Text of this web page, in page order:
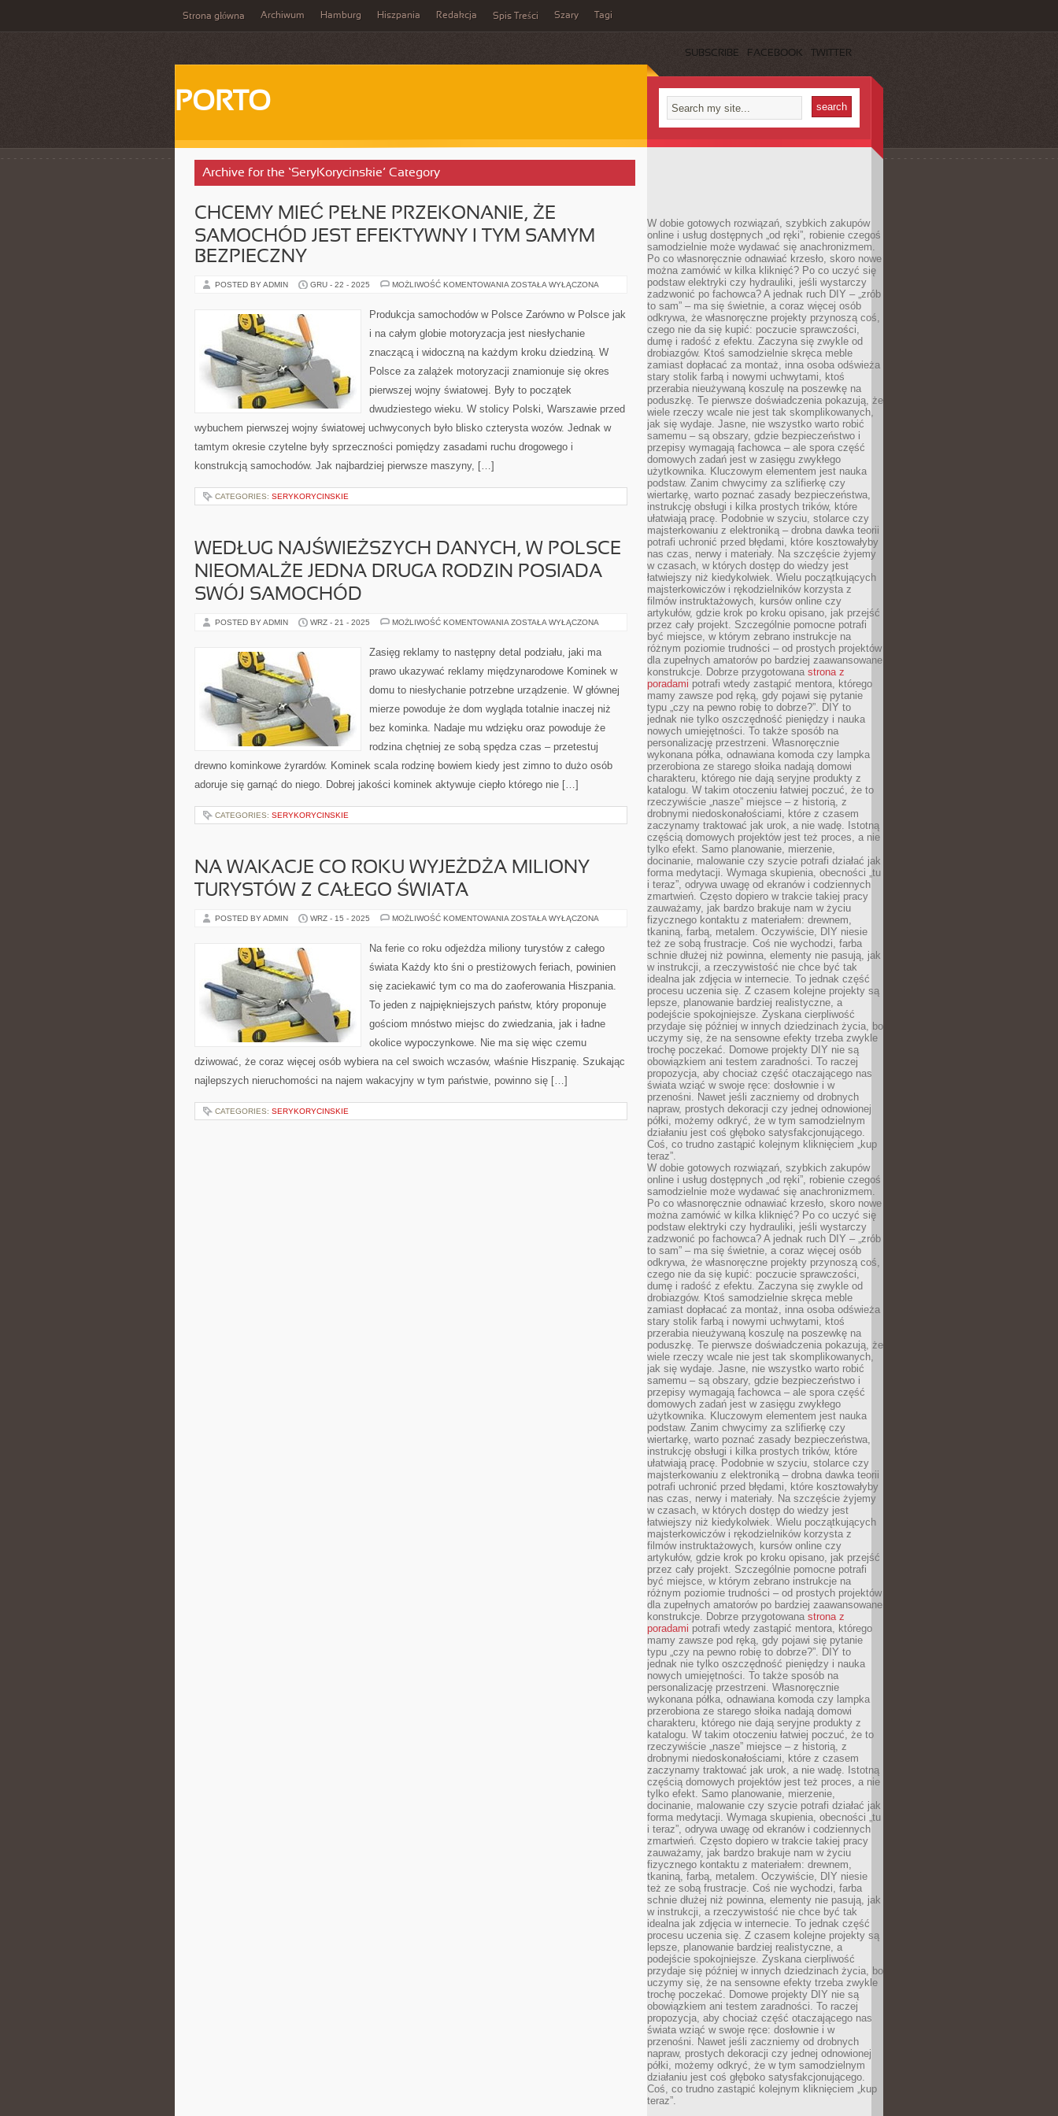
Strona główna Archiwum Hamburg Hiszpania Redakcja Spis Treści Szary Tagi
SUBSCRIBE FACEBOOK TWITTER
PORTO
Archive for the ‘SeryKorycinskie’ Category
CHCEMY MIEĆ PEŁNE PRZEKONANIE, ŻE
SAMOCHÓD JEST EFEKTYWNY I TYM SAMYM
BEZPIECZNY
POSTED BY ADMIN GRU - 22 - 2025 MOŻLIWOŚĆ KOMENTOWANIA CHCEMY
PRZEKONANIE,
ŻE
JEST
I
SAMYM
BEZPIECZNY
ZOSTAŁA WYŁĄCZONA
Produkcja samochodów w Polsce Zarówno w Polsce jak
i na całym globie motoryzacja jest niesłychanie
znaczącą i widoczną na każdym kroku dziedziną. W
Polsce za zalążek motoryzacji znamionuje się okres
pierwszej wojny światowej. Były to początek
dwudziestego wieku. W stolicy Polski, Warszawie przed
wybuchem pierwszej wojny światowej uchwyconych było blisko czterysta wozów. Jednak w
tamtym okresie czytelne były sprzeczności pomiędzy zasadami ruchu drogowego i
konstrukcją samochodów. Jak najbardziej pierwsze maszyny, […]
CATEGORIES: SERYKORYCINSKIE
WEDŁUG NAJŚWIEŻSZYCH DANYCH, W POLSCE
NIEOMALŻE JEDNA DRUGA RODZIN POSIADA
SWÓJ SAMOCHÓD
POSTED BY ADMIN WRZ - 21 - 2025 MOŻLIWOŚĆ KOMENTOWANIA WEDŁUG
W
POLSCE
JEDNA
RODZIN
SWÓJ
SAMOCHÓD
ZOSTAŁA WYŁĄCZONA
Zasięg reklamy to następny detal podziału, jaki ma
prawo ukazywać reklamy międzynarodowe Kominek w
domu to niesłychanie potrzebne urządzenie. W głównej
mierze powoduje że dom wygląda totalnie inaczej niż
bez kominka. Nadaje mu wdzięku oraz powoduje że
rodzina chętniej ze sobą spędza czas – przetestuj
drewno kominkowe żyrardów. Kominek scala rodzinę bowiem kiedy jest zimno to dużo osób
adoruje się garnąć do niego. Dobrej jakości kominek aktywuje ciepło którego nie […]
CATEGORIES: SERYKORYCINSKIE
NA WAKACJE CO ROKU WYJEŻDŻA MILIONY
TURYSTÓW Z CAŁEGO ŚWIATA
POSTED BY ADMIN WRZ - 15 - 2025 MOŻLIWOŚĆ KOMENTOWANIA NA
ROKU
WYJEŻDŻA
TURYSTÓW
CAŁEGO
ZOSTAŁA WYŁĄCZONA
Na ferie co roku odjeżdża miliony turystów z całego
świata Każdy kto śni o prestiżowych feriach, powinien
się zaciekawić tym co ma do zaoferowania Hiszpania.
To jeden z najpiękniejszych państw, który proponuje
gościom mnóstwo miejsc do zwiedzania, jak i ładne
okolice wypoczynkowe. Nie ma się więc czemu
dziwować, że coraz więcej osób wybiera na cel swoich wczasów, właśnie Hiszpanię. Szukając
najlepszych nieruchomości na najem wakacyjny w tym państwie, powinno się […]
CATEGORIES: SERYKORYCINSKIE
W dobie gotowych rozwiązań, szybkich zakupów
online i usług dostępnych „od ręki”, robienie czegoś
samodzielnie może wydawać się anachronizmem.
Po co własnoręcznie odnawiać krzesło, skoro nowe
można zamówić w kilka kliknięć? Po co uczyć się
podstaw elektryki czy hydrauliki, jeśli wystarczy
zadzwonić po fachowca? A jednak ruch DIY – „zrób
to sam” – ma się świetnie, a coraz więcej osób
odkrywa, że własnoręczne projekty przynoszą coś,
czego nie da się kupić: poczucie sprawczości,
dumę i radość z efektu. Zaczyna się zwykle od
drobiazgów. Ktoś samodzielnie skręca meble
zamiast dopłacać za montaż, inna osoba odświeża
stary stolik farbą i nowymi uchwytami, ktoś
przerabia nieużywaną koszulę na poszewkę na
poduszkę. Te pierwsze doświadczenia pokazują, że
wiele rzeczy wcale nie jest tak skomplikowanych,
jak się wydaje. Jasne, nie wszystko warto robić
samemu – są obszary, gdzie bezpieczeństwo i
przepisy wymagają fachowca – ale spora część
domowych zadań jest w zasięgu zwykłego
użytkownika. Kluczowym elementem jest nauka
podstaw. Zanim chwycimy za szlifierkę czy
wiertarkę, warto poznać zasady bezpieczeństwa,
instrukcję obsługi i kilka prostych trików, które
ułatwiają pracę. Podobnie w szyciu, stolarce czy
majsterkowaniu z elektroniką – drobna dawka teorii
potrafi uchronić przed błędami, które kosztowałyby
nas czas, nerwy i materiały. Na szczęście żyjemy
w czasach, w których dostęp do wiedzy jest
łatwiejszy niż kiedykolwiek. Wielu początkujących
majsterkowiczów i rękodzielników korzysta z
filmów instruktażowych, kursów online czy
artykułów, gdzie krok po kroku opisano, jak przejść
przez cały projekt. Szczególnie pomocne potrafi
być miejsce, w którym zebrano instrukcje na
różnym poziomie trudności – od prostych projektów
dla zupełnych amatorów po bardziej zaawansowane
konstrukcje. Dobrze przygotowana strona z
poradami potrafi wtedy zastąpić mentora, którego
mamy zawsze pod ręką, gdy pojawi się pytanie
typu „czy na pewno robię to dobrze?”. DIY to
jednak nie tylko oszczędność pieniędzy i nauka
nowych umiejętności. To także sposób na
personalizację przestrzeni. Własnoręcznie
wykonana półka, odnawiana komoda czy lampka
przerobiona ze starego słoika nadają domowi
charakteru, którego nie dają seryjne produkty z
katalogu. W takim otoczeniu łatwiej poczuć, że to
rzeczywiście „nasze” miejsce – z historią, z
drobnymi niedoskonałościami, które z czasem
zaczynamy traktować jak urok, a nie wadę. Istotną
częścią domowych projektów jest też proces, a nie
tylko efekt. Samo planowanie, mierzenie,
docinanie, malowanie czy szycie potrafi działać jak
forma medytacji. Wymaga skupienia, obecności „tu
i teraz”, odrywa uwagę od ekranów i codziennych
zmartwień. Często dopiero w trakcie takiej pracy
zauważamy, jak bardzo brakuje nam w życiu
fizycznego kontaktu z materiałem: drewnem,
tkaniną, farbą, metalem. Oczywiście, DIY niesie
też ze sobą frustracje. Coś nie wychodzi, farba
schnie dłużej niż powinna, elementy nie pasują, jak
w instrukcji, a rzeczywistość nie chce być tak
idealna jak zdjęcia w internecie. To jednak część
procesu uczenia się. Z czasem kolejne projekty są
lepsze, planowanie bardziej realistyczne, a
podejście spokojniejsze. Zyskana cierpliwość
przydaje się później w innych dziedzinach życia, bo
uczymy się, że na sensowne efekty trzeba zwykle
trochę poczekać. Domowe projekty DIY nie są
obowiązkiem ani testem zaradności. To raczej
propozycja, aby chociaż część otaczającego nas
świata wziąć w swoje ręce: dosłownie i w
przenośni. Nawet jeśli zaczniemy od drobnych
napraw, prostych dekoracji czy jednej odnowionej
półki, możemy odkryć, że w tym samodzielnym
działaniu jest coś głęboko satysfakcjonującego.
Coś, co trudno zastąpić kolejnym kliknięciem „kup
teraz”.
W dobie gotowych rozwiązań, szybkich zakupów
online i usług dostępnych „od ręki”, robienie czegoś
samodzielnie może wydawać się anachronizmem.
Po co własnoręcznie odnawiać krzesło, skoro nowe
można zamówić w kilka kliknięć? Po co uczyć się
podstaw elektryki czy hydrauliki, jeśli wystarczy
zadzwonić po fachowca? A jednak ruch DIY – „zrób
to sam” – ma się świetnie, a coraz więcej osób
odkrywa, że własnoręczne projekty przynoszą coś,
czego nie da się kupić: poczucie sprawczości,
dumę i radość z efektu. Zaczyna się zwykle od
drobiazgów. Ktoś samodzielnie skręca meble
zamiast dopłacać za montaż, inna osoba odświeża
stary stolik farbą i nowymi uchwytami, ktoś
przerabia nieużywaną koszulę na poszewkę na
poduszkę. Te pierwsze doświadczenia pokazują, że
wiele rzeczy wcale nie jest tak skomplikowanych,
jak się wydaje. Jasne, nie wszystko warto robić
samemu – są obszary, gdzie bezpieczeństwo i
przepisy wymagają fachowca – ale spora część
domowych zadań jest w zasięgu zwykłego
użytkownika. Kluczowym elementem jest nauka
podstaw. Zanim chwycimy za szlifierkę czy
wiertarkę, warto poznać zasady bezpieczeństwa,
instrukcję obsługi i kilka prostych trików, które
ułatwiają pracę. Podobnie w szyciu, stolarce czy
majsterkowaniu z elektroniką – drobna dawka teorii
potrafi uchronić przed błędami, które kosztowałyby
nas czas, nerwy i materiały. Na szczęście żyjemy
w czasach, w których dostęp do wiedzy jest
łatwiejszy niż kiedykolwiek. Wielu początkujących
majsterkowiczów i rękodzielników korzysta z
filmów instruktażowych, kursów online czy
artykułów, gdzie krok po kroku opisano, jak przejść
przez cały projekt. Szczególnie pomocne potrafi
być miejsce, w którym zebrano instrukcje na
różnym poziomie trudności – od prostych projektów
dla zupełnych amatorów po bardziej zaawansowane
konstrukcje. Dobrze przygotowana strona z
poradami potrafi wtedy zastąpić mentora, którego
mamy zawsze pod ręką, gdy pojawi się pytanie
typu „czy na pewno robię to dobrze?”. DIY to
jednak nie tylko oszczędność pieniędzy i nauka
nowych umiejętności. To także sposób na
personalizację przestrzeni. Własnoręcznie
wykonana półka, odnawiana komoda czy lampka
przerobiona ze starego słoika nadają domowi
charakteru, którego nie dają seryjne produkty z
katalogu. W takim otoczeniu łatwiej poczuć, że to
rzeczywiście „nasze” miejsce – z historią, z
drobnymi niedoskonałościami, które z czasem
zaczynamy traktować jak urok, a nie wadę. Istotną
częścią domowych projektów jest też proces, a nie
tylko efekt. Samo planowanie, mierzenie,
docinanie, malowanie czy szycie potrafi działać jak
forma medytacji. Wymaga skupienia, obecności „tu
i teraz”, odrywa uwagę od ekranów i codziennych
zmartwień. Często dopiero w trakcie takiej pracy
zauważamy, jak bardzo brakuje nam w życiu
fizycznego kontaktu z materiałem: drewnem,
tkaniną, farbą, metalem. Oczywiście, DIY niesie
też ze sobą frustracje. Coś nie wychodzi, farba
schnie dłużej niż powinna, elementy nie pasują, jak
w instrukcji, a rzeczywistość nie chce być tak
idealna jak zdjęcia w internecie. To jednak część
procesu uczenia się. Z czasem kolejne projekty są
lepsze, planowanie bardziej realistyczne, a
podejście spokojniejsze. Zyskana cierpliwość
przydaje się później w innych dziedzinach życia, bo
uczymy się, że na sensowne efekty trzeba zwykle
trochę poczekać. Domowe projekty DIY nie są
obowiązkiem ani testem zaradności. To raczej
propozycja, aby chociaż część otaczającego nas
świata wziąć w swoje ręce: dosłownie i w
przenośni. Nawet jeśli zaczniemy od drobnych
napraw, prostych dekoracji czy jednej odnowionej
półki, możemy odkryć, że w tym samodzielnym
działaniu jest coś głęboko satysfakcjonującego.
Coś, co trudno zastąpić kolejnym kliknięciem „kup
teraz”.